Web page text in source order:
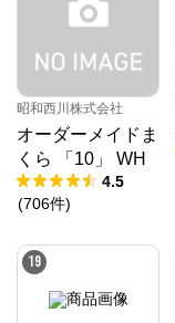
昭和西川株式会社
オーダーメイドま
くら 「10」 WH
4.5
(706件)
19